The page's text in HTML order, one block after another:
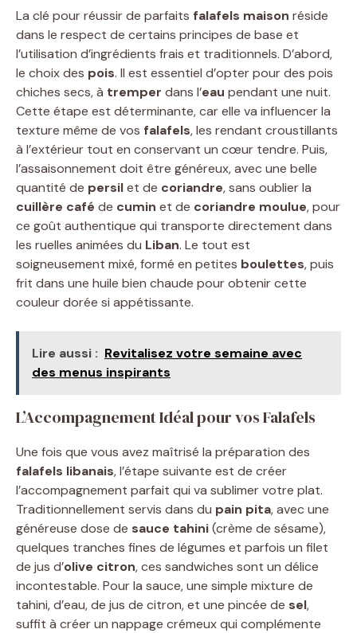
La clé pour réussir de parfaits falafels maison réside
dans le respect de certains principes de base et
l’utilisation d’ingrédients frais et traditionnels. D’abord,
le choix des pois. Il est essentiel d’opter pour des pois
chiches secs, à tremper dans l’eau pendant une nuit.
Cette étape est déterminante, car elle va influencer la
texture même de vos falafels, les rendant croustillants
à l’extérieur tout en conservant un cœur tendre. Puis,
l’assaisonnement doit être généreux, avec une belle
quantité de persilet de coriandre, sans oublier la
cuillère café de cumin et de coriandre moulue, pour
ce goût authentique qui transporte directement dans
les ruelles animées du Liban. Le tout est
soigneusement mixé, formé en petites boulettes, puis
frit dans une huile bien chaude pour obtenir cette
couleur dorée si appétissante.
Lire aussi : Revitalisez votre semaine avec
des menus inspirants
L’Accompagnement Idéal pour vos Falafels
Une fois que vous avez maîtrisé la préparation des
falafels libanais, l’étape suivante est de créer
l’accompagnement parfait qui va sublimer votre plat.
Traditionnellement servis dans du pain pita, avec une
généreuse dose de sauce tahini(crème de sésame),
quelques tranches fines de légumes et parfois un filet
de jus d’olive citron, ces sandwiches sont un délice
incontestable. Pour la sauce, une simple mixture de
tahini, d’eau, de jus de citron, et une pincée de sel,
suffit à créer un nappage crémeux qui complémente